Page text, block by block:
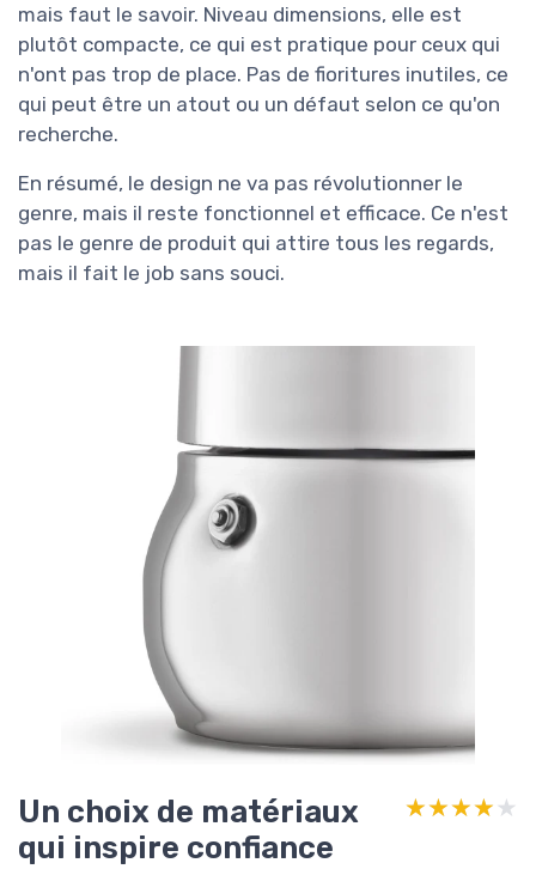
mais faut le savoir. Niveau dimensions, elle est
plutôt compacte, ce qui est pratique pour ceux qui
n'ont pas trop de place. Pas de fioritures inutiles, ce
qui peut être un atout ou un défaut selon ce qu'on
recherche.
En résumé, le design ne va pas révolutionner le
genre, mais il reste fonctionnel et efficace. Ce n'est
pas le genre de produit qui attire tous les regards,
mais il fait le job sans souci.
Un choix de matériaux
qui inspire confiance
★★★★★
★★★★★